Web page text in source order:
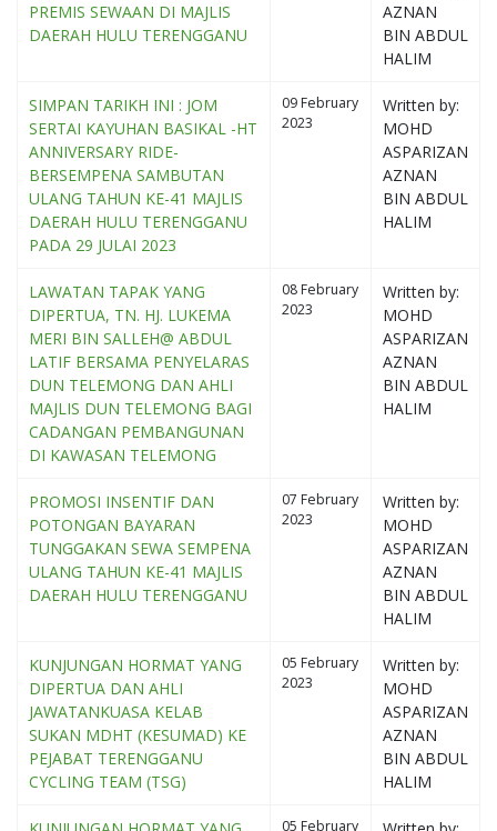
PREMIS SEWAAN DI MAJLIS
DAERAH HULU TERENGGANU
AZNAN
BIN ABDUL
HALIM
SIMPAN TARIKH INI : JOM
SERTAI KAYUHAN BASIKAL -HT
ANNIVERSARY RIDE-
BERSEMPENA SAMBUTAN
ULANG TAHUN KE-41 MAJLIS
DAERAH HULU TERENGGANU
PADA 29 JULAI 2023
09 February
2023
Written by:
MOHD
ASPARIZAN
AZNAN
BIN ABDUL
HALIM
LAWATAN TAPAK YANG
DIPERTUA, TN. HJ. LUKEMA
MERI BIN SALLEH@ ABDUL
LATIF BERSAMA PENYELARAS
DUN TELEMONG DAN AHLI
MAJLIS DUN TELEMONG BAGI
CADANGAN PEMBANGUNAN
DI KAWASAN TELEMONG
08 February
2023
Written by:
MOHD
ASPARIZAN
AZNAN
BIN ABDUL
HALIM
PROMOSI INSENTIF DAN
POTONGAN BAYARAN
TUNGGAKAN SEWA SEMPENA
ULANG TAHUN KE-41 MAJLIS
DAERAH HULU TERENGGANU
07 February
2023
Written by:
MOHD
ASPARIZAN
AZNAN
BIN ABDUL
HALIM
KUNJUNGAN HORMAT YANG
DIPERTUA DAN AHLI
JAWATANKUASA KELAB
SUKAN MDHT (KESUMAD) KE
PEJABAT TERENGGANU
CYCLING TEAM (TSG)
05 February
2023
Written by:
MOHD
ASPARIZAN
AZNAN
BIN ABDUL
HALIM
05 February